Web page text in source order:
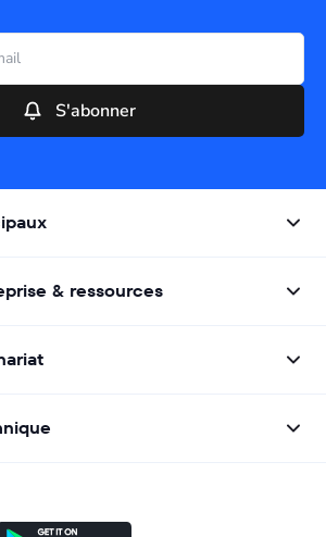
S'abonner
& ressources